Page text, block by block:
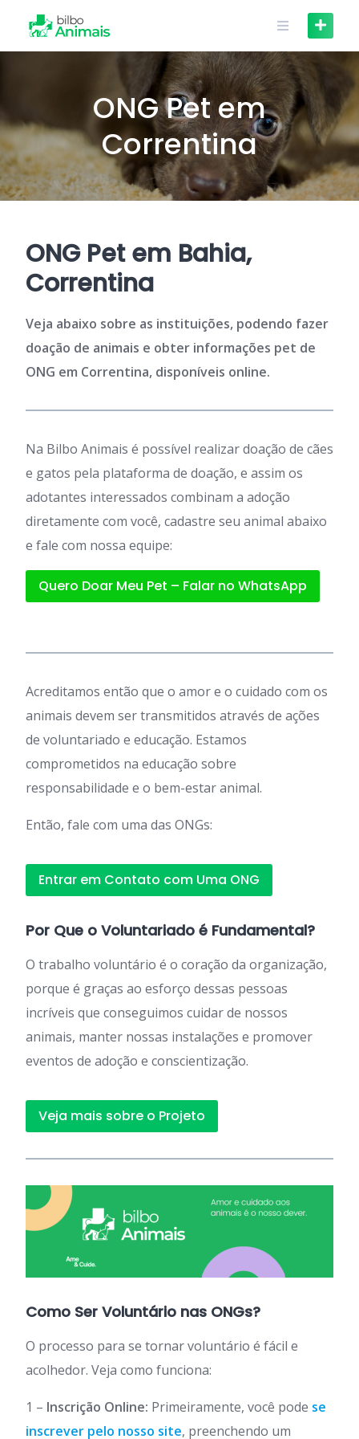
content
ONG Pet em
Correntina
ONG Pet em Bahia,
Correntina
Veja abaixo sobre as instituições, podendo fazer
doação de animais e obter informações pet de
ONG em Correntina, disponíveis online.
Na Bilbo Animais é possível realizar doação de cães
e gatos pela plataforma de doação, e assim os
adotantes interessados combinam a adoção
diretamente com você, cadastre seu animal abaixo
e fale com nossa equipe:
Quero Doar Meu Pet – Falar no WhatsApp
Acreditamos então que o amor e o cuidado com os
animais devem ser transmitidos através de ações
de voluntariado e educação. Estamos
comprometidos na educação sobre
responsabilidade e o bem-estar animal.
Então, fale com uma das ONGs:
Entrar em Contato com Uma ONG
Por Que o Voluntariado é Fundamental?
O trabalho voluntário é o coração da organização,
porque é graças ao esforço dessas pessoas
incríveis que conseguimos cuidar de nossos
animais, manter nossas instalações e promover
eventos de adoção e conscientização.
Veja mais sobre o Projeto
Como Ser Voluntário nas ONGs?
O processo para se tornar voluntário é fácil e
acolhedor. Veja como funciona:
1 – Inscrição Online: Primeiramente, você pode se
inscrever pelo nosso site, preenchendo um